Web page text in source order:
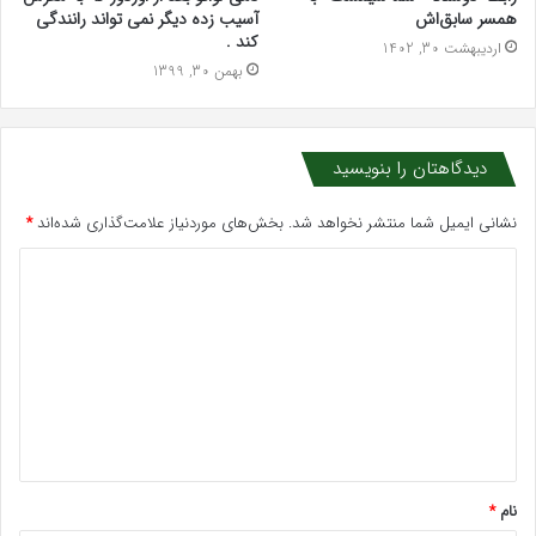
همسر سابق‌اش
اردیبهشت 30, 1402
آسیب زده دیگر نمی تواند رانندگی
کند .
بهمن 30, 1399
دیدگاهتان را بنویسید
نشانی ایمیل شما منتشر نخواهد شد. بخش‌های موردنیاز علامت‌گذاری شده‌اند*
*
نام*